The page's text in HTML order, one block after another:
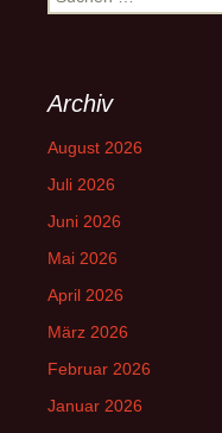
nach:
Archiv
August 2026
Juli 2026
Juni 2026
Mai 2026
April 2026
März 2026
Februar 2026
Januar 2026